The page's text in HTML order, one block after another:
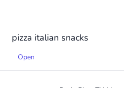
pizza italian snacks
Open